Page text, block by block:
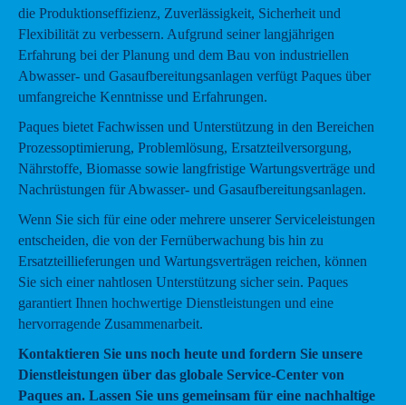
die Produktionseffizienz, Zuverlässigkeit, Sicherheit und
Flexibilität zu verbessern. Aufgrund seiner langjährigen
Erfahrung bei der Planung und dem Bau von industriellen
Abwasser- und Gasaufbereitungsanlagen verfügt Paques über
umfangreiche Kenntnisse und Erfahrungen.
Paques bietet Fachwissen und Unterstützung in den Bereichen
Prozessoptimierung, Problemlösung, Ersatzteilversorgung,
Nährstoffe, Biomasse sowie langfristige Wartungsverträge und
Nachrüstungen für Abwasser- und Gasaufbereitungsanlagen.
Wenn Sie sich für eine oder mehrere unserer Serviceleistungen
entscheiden, die von der Fernüberwachung bis hin zu
Ersatzteillieferungen und Wartungsverträgen reichen, können
Sie sich einer nahtlosen Unterstützung sicher sein. Paques
garantiert Ihnen hochwertige Dienstleistungen und eine
hervorragende Zusammenarbeit.
Kontaktieren Sie uns noch heute und fordern Sie unsere
Dienstleistungen über das globale Service-Center von
Paques an. Lassen Sie uns gemeinsam für eine nachhaltige